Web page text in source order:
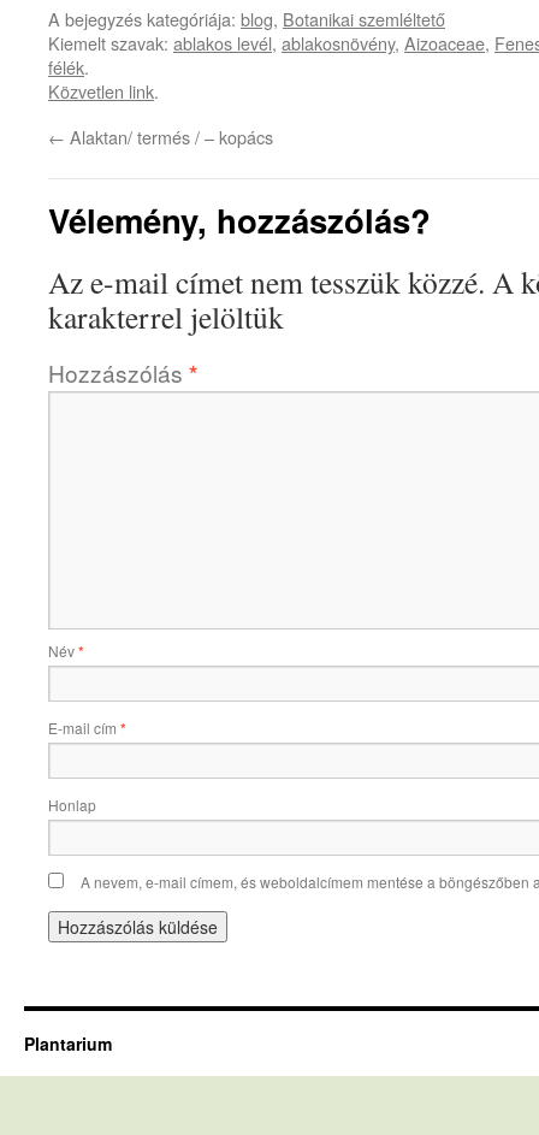
A bejegyzés kategóriája: blog, Botanikai szemléltető
Kiemelt szavak: ablakos levél, ablakosnövény, Aizoaceae,
félék.
Közvetlen link.
← Alaktan/ termés / – kopács
Vélemény, hozzászólás?
Az e-mail címet nem tesszük közzé. A
karakterrel jelöltük
Hozzászólás *
Név*
E-mail cím *
Honlap
A nevem, e-mail címem, és weboldalcímem mentése a böngészőben
Plantarium